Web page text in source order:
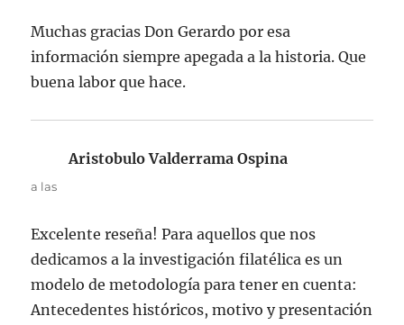
Muchas gracias Don Gerardo por esa
información siempre apegada a la historia. Que
buena labor que hace.
Aristobulo Valderrama Ospina
a las
Excelente reseña! Para aquellos que nos
dedicamos a la investigación filatélica es un
modelo de metodología para tener en cuenta:
Antecedentes históricos, motivo y presentación